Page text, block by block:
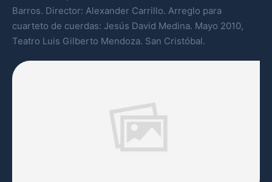
Barros. Director: Alexander Carrillo. Arreglo para
cuarteto de cuerdas: Jesús David Medina. Mayo 2010,
Teatro Luis Gilberto Mendoza. San Cristóbal.